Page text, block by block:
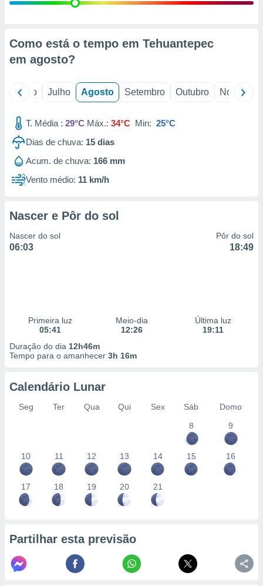
estudos
1199
Como está o tempo em Tehuantepec
em agosto?
Junho Julho Agosto Setembro Outubro Novembro
T. Média : 29°C Máx.: 34°C Min: 25°C
Dias de chuva: 15 dias
Acum. de chuva: 166 mm
Vento médio: 11 km/h
Nascer e Pôr do sol
Nascer do sol
06:03
Pôr do sol
18:49
Primeira luz
05:41
Meio-dia
12:26
Última luz
19:11
Duração do dia 12h46m
Tempo para o amanhecer 3h 16m
Calendário Lunar
Seg Ter Qua Qui Sex Sáb
Domo
8
9
10 11 12 13 14 15 16
17 18 19 20 21
Partilhar esta previsão